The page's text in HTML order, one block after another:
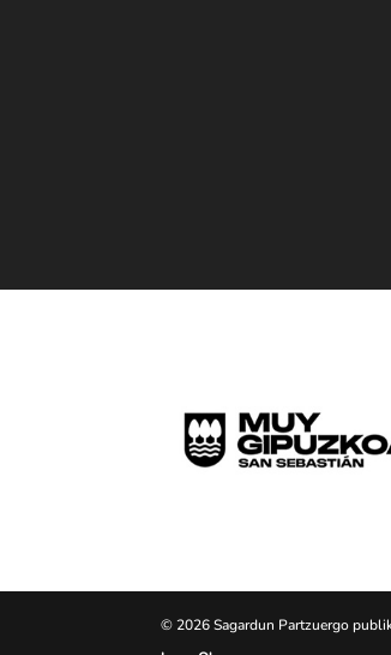
© 2026 Sagardun Partzuergo